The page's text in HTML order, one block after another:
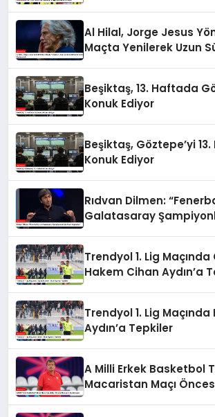
Al Hilal, Jorge Jesus
Maçta Yenilerek Uzun
Beşiktaş, 13. Haftada
Konuk Ediyor
Beşiktaş, Göztepe’yi
Konuk Ediyor
Rıdvan Dilmen:
Galatasaray
Trendyol 1. Lig
Hakem Cihan Aydın’a
Trendyol 1. Lig
Aydın’a Tepkiler
A Milli Erkek Basketbol
Macaristan Maçı